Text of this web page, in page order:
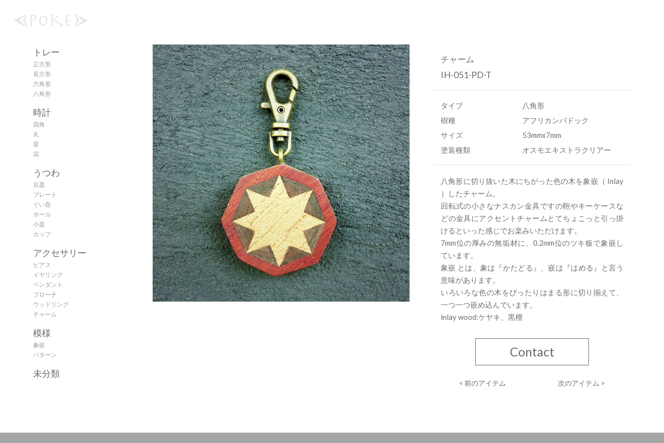
トレー
正方形
長方形
六角形
八角形
時計
四角
丸
星
花
うつわ
豆皿
プレート
ぐい呑
ボール
小皿
カップ
アクセサリー
ピアス
イヤリング
ペンダント
ブローチ
ウッドリング
チャーム
模様
象嵌
パターン
未分類
チャーム
IH-051-PD-T
タイプ
八角形
樹種
アフリカンパドック
サイズ
53mmx7mm
塗装種類
オスモエキストラクリアー
八角形に切り抜いた木にちがった色の木を象嵌（ Inlay
）したチャーム。
回転式の小さなナスカン金具ですの鞄やキーケースな
どの金具にアクセントチャームとてちょこっと引っ掛
けるといった感じでお楽みいただけます。
7mm位の厚みの無垢材に、0.2mm位のツキ板で象嵌し
ています。
象嵌 とは、象は『かたどる』、嵌は『はめる』と言う
意味があります。
いろいろな色の木をぴったりはまる形に切り揃えて、
一つ一つ嵌め込んでいます。
inlay wood:ケヤキ、黒檀
Contact
< 前のアイテム 次のアイテム >